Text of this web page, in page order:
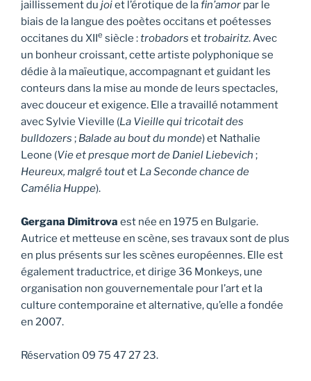
jaillissement du joiet l’érotique de lafin’amor par le
biais de la langue des poètes occitans et poétesses
occitanes du XIIe siècle :trobadors ettrobairitz. Avec
un bonheur croissant, cette artiste polyphonique se
dédie à la maïeutique, accompagnant et guidant les
conteurs dans la mise au monde de leurs spectacles,
avec douceur et exigence. Elle a travaillé notamment
avec Sylvie Vieville (La Vieille qui tricotait des
bulldozers ; Balade au bout du monde) et Nathalie
Leone (Vie et presque mort de Daniel Liebevich ;
Heureux, malgré toutet La Seconde chance de
Camélia Huppe).
Gergana Dimitrova est née en 1975 en Bulgarie.
Autrice et metteuse en scène, ses travaux sont de plus
en plus présents sur les scènes européennes. Elle est
également traductrice, et dirige 36 Monkeys, une
organisation non gouvernementale pour l’art et la
culture contemporaine et alternative, qu’elle a fondée
en 2007.
Réservation 09 75 47 27 23.